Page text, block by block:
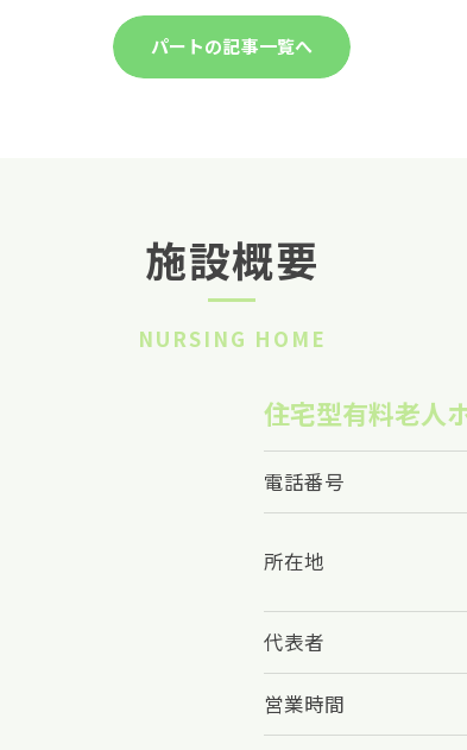
パートの記事一覧へ
施設概要
NURSING HOME
住宅型有料老人
電話番号
所在地
代表者
営業時間